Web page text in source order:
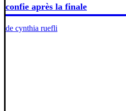
confie après la finale
de cynthia ruefli